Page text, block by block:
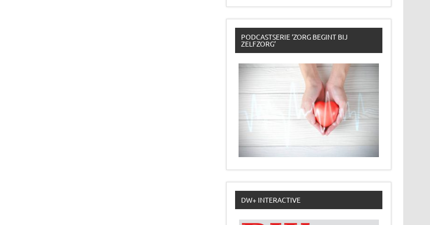
PODCASTSERIE ‘ZORG BEGINT BIJ
ZELFZORG’
DW+ INTERACTIVE